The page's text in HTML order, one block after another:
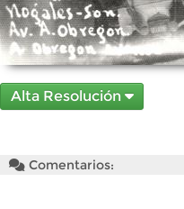
Alta Resolución
Comentarios: